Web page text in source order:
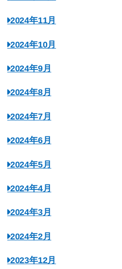
2024年11月
2024年10月
2024年9月
2024年8月
2024年7月
2024年6月
2024年5月
2024年4月
2024年3月
2024年2月
2023年12月